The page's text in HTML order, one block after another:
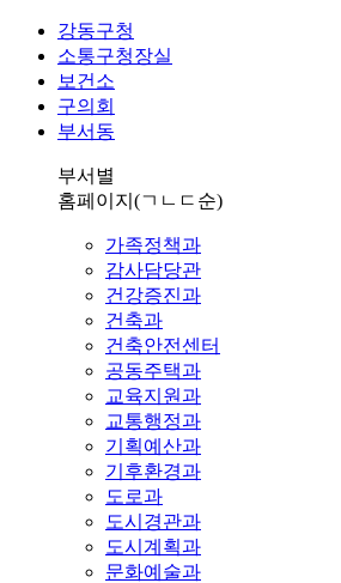
강동구청
소통구청장실
보건소
구의회
부서동
부서별
홈페이지 (ㄱㄴㄷ순)
가족정책과
감사담당관
건강증진과
건축과
건축안전센터
공동주택과
교육지원과
교통행정과
기획예산과
기후환경과
도로과
도시경관과
도시계획과
문화예술과